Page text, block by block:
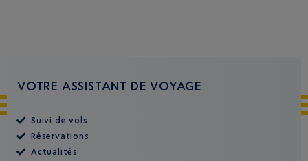
VOTRE ASSISTANT DE VOYAGE
Suivi de vols
Réservations
Actualités